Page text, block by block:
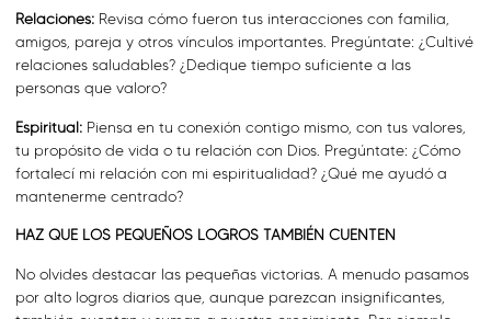
Relaciones: Revisa cómo fueron tus interacciones con familia,
amigos, pareja y otros vínculos importantes. Pregúntate: ¿Cultivé
relaciones saludables? ¿Dedique tiempo suficiente a las
personas que valoro?
Espiritual: Piensa en tu conexión contigo mismo, con tus valores,
tu propósito de vida o tu relación con Dios. Pregúntate: ¿Cómo
fortalecí mi relación con mi espiritualidad? ¿Qué me ayudó a
mantenerme centrado?
HAZ QUE LOS PEQUEÑOS LOGROS TAMBIÉN CUENTEN
No olvides destacar las pequeñas victorias. A menudo pasamos
por alto logros diarios que, aunque parezcan insignificantes,